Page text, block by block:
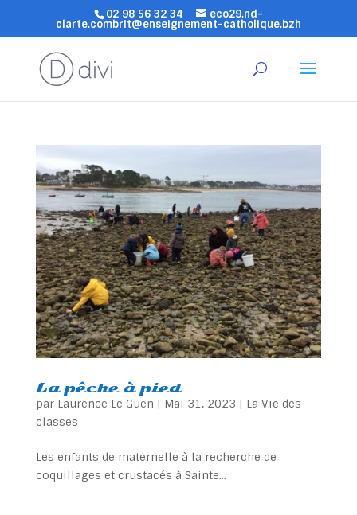
02 98 56 32 34 eco29.nd-
clarte.combrit@enseignement-catholique.bzh
La pêche à pied
par Laurence Le Guen | Mai 31, 2023 | La Vie des
classes
Les enfants de maternelle à la recherche de
coquillages et crustacés à Sainte...